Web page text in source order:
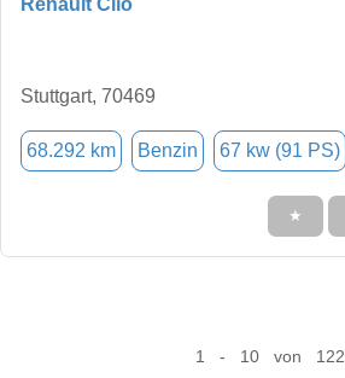
Stuttgart, 70469
68.292 km Benzin 67 kw (91 PS)
★
1 - 10 von 122